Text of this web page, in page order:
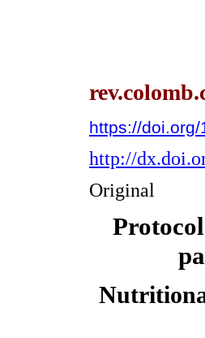
https://
http://
Original